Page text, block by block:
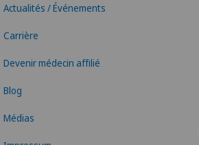
Actualités / Événements
Carrière
Devenir médecin affilié
Blog
Médias